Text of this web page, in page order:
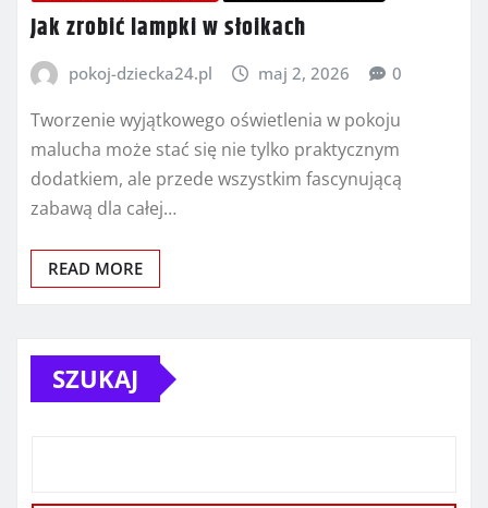
Jak zrobić lampki w słoikach
pokoj-dziecka24.pl maj 2, 2026 0
Tworzenie wyjątkowego oświetlenia w pokoju
malucha może stać się nie tylko praktycznym
dodatkiem, ale przede wszystkim fascynującą
zabawą dla całej…
READ MORE
SZUKAJ